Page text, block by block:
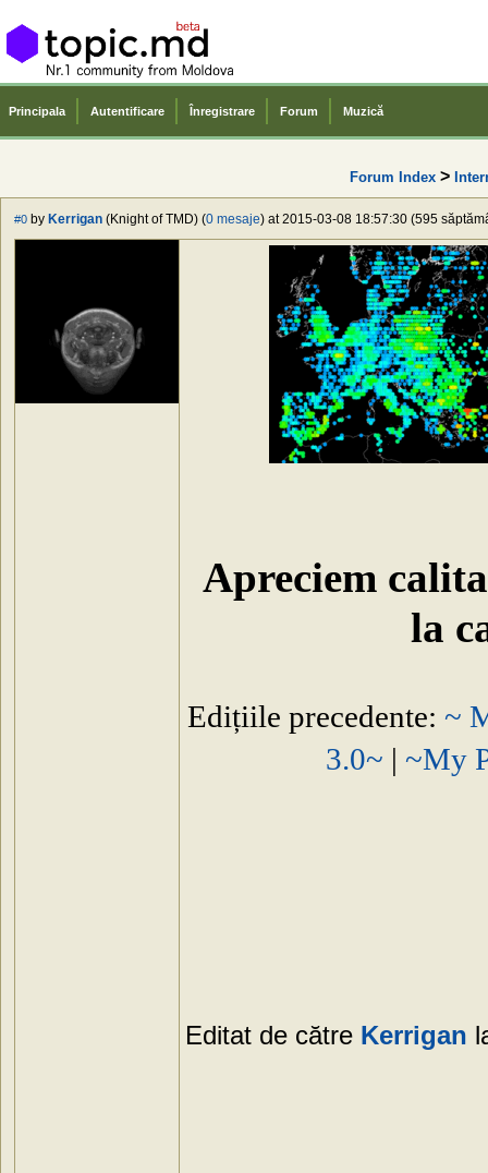
Principala Autentificare Înregistrare Forum Muzică
Forum Index >
#0 by Kerrigan (Knight of TMD) (0 mesaje) at 2015-03-08 18:57:30 (595
Apreciem
la
Edițiile precedente: ~
3.0~ | ~My
Editat de către Kerrigan